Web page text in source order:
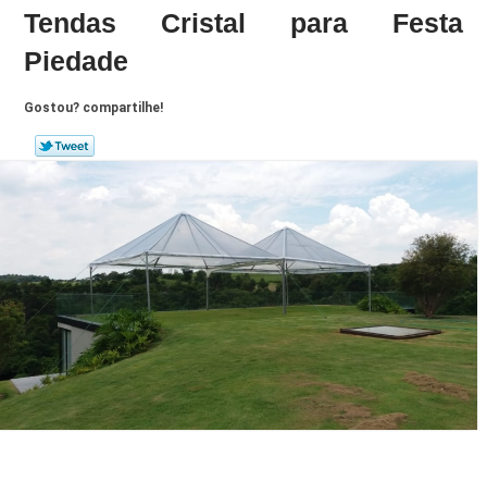
Tendas Cristal para Festa
Piedade
Gostou? compartilhe!